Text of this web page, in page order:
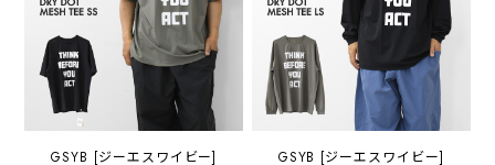
GSYB [ジーエスワイビー] GSYB [ジーエスワイビー]